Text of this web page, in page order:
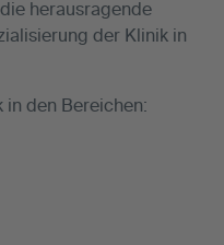
herausragende
der Klinik in
in den Bereichen: